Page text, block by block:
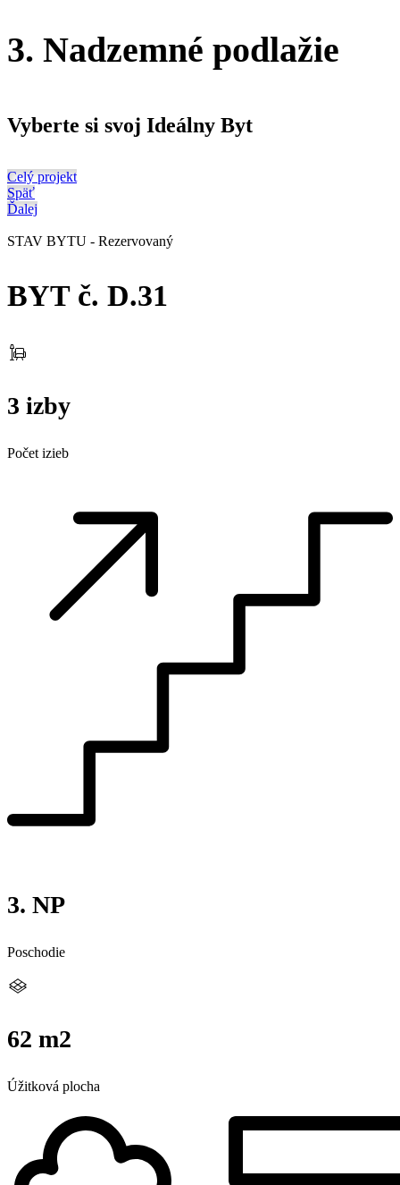
3. Nadzemné podlažie
Vyberte si svoj Ideálny Byt
Celý projekt
Späť
Ďalej
STAV BYTU - Rezervovaný
BYT č. D.31
3 izby
Počet izieb
3. NP
Poschodie
62 m2
Úžitková plocha